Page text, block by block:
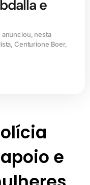
e
anunciou, nesta
Centurione Boer,
e